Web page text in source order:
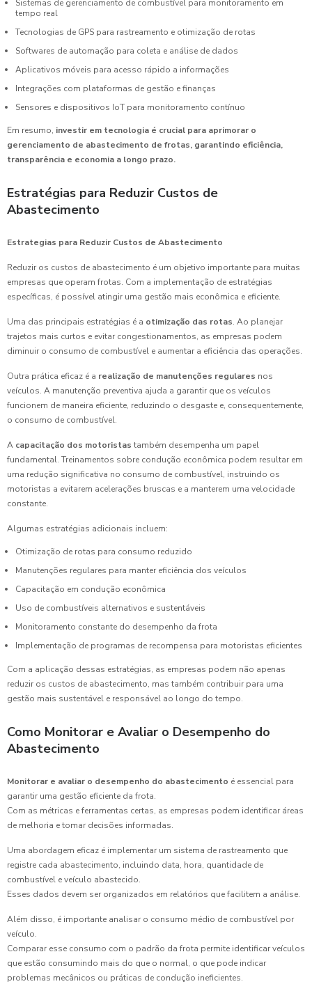
Sistemas de gerenciamento de combustível para monitoramento em
tempo real
Tecnologias de GPS para rastreamento e otimização de rotas
Softwares de automação para coleta e análise de dados
Aplicativos móveis para acesso rápido a informações
Integrações com plataformas de gestão e finanças
Sensores e dispositivos IoT para monitoramento contínuo
Em resumo, investir em tecnologia é crucial para aprimorar o
gerenciamento de abastecimento de frotas, garantindo eficiência,
transparência e economia a longo prazo.
Estratégias para Reduzir Custos de
Abastecimento
Estrategias para Reduzir Custos de Abastecimento
Reduzir os custos de abastecimento é um objetivo importante para muitas
empresas que operam frotas. Com a implementação de estratégias
específicas, é possível atingir uma gestão mais econômica e eficiente.
Uma das principais estratégias é a otimização das rotas. Ao planejar
trajetos mais curtos e evitar congestionamentos, as empresas podem
diminuir o consumo de combustível e aumentar a eficiência das operações.
Outra prática eficaz é a realização de manutenções regulares nos
veículos. A manutenção preventiva ajuda a garantir que os veículos
funcionem de maneira eficiente, reduzindo o desgaste e, consequentemente,
o consumo de combustível.
A capacitação dos motoristas também desempenha um papel
fundamental. Treinamentos sobre condução econômica podem resultar em
uma redução significativa no consumo de combustível, instruindo os
motoristas a evitarem acelerações bruscas e a manterem uma velocidade
constante.
Algumas estratégias adicionais incluem:
Otimização de rotas para consumo reduzido
Manutenções regulares para manter eficiência dos veículos
Capacitação em condução econômica
Uso de combustíveis alternativos e sustentáveis
Monitoramento constante do desempenho da frota
Implementação de programas de recompensa para motoristas eficientes
Com a aplicação dessas estratégias, as empresas podem não apenas
reduzir os custos de abastecimento, mas também contribuir para uma
gestão mais sustentável e responsável ao longo do tempo.
Como Monitorar e Avaliar o Desempenho do
Abastecimento
Monitorar e avaliar o desempenho do abastecimento é essencial para
garantir uma gestão eficiente da frota.
Com as métricas e ferramentas certas, as empresas podem identificar áreas
de melhoria e tomar decisões informadas.
Uma abordagem eficaz é implementar um sistema de rastreamento que
registre cada abastecimento, incluindo data, hora, quantidade de
combustível e veículo abastecido.
Esses dados devem ser organizados em relatórios que facilitem a análise.
Além disso, é importante analisar o consumo médio de combustível por
veículo.
Comparar esse consumo com o padrão da frota permite identificar veículos
que estão consumindo mais do que o normal, o que pode indicar
problemas mecânicos ou práticas de condução ineficientes.